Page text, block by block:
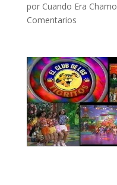
por Cuando Era Chamo
Comentarios